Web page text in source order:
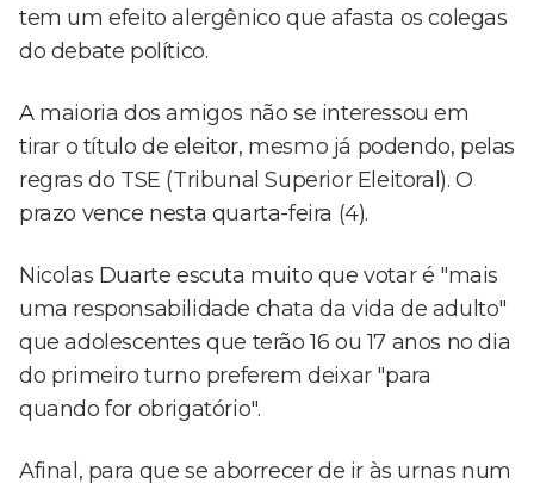
tem um efeito alergênico que afasta os colegas
do debate político.
A maioria dos amigos não se interessou em
tirar o título de eleitor, mesmo já podendo, pelas
regras do TSE (Tribunal Superior Eleitoral). O
prazo vence nesta quarta-feira (4).
Nicolas Duarte escuta muito que votar é "mais
uma responsabilidade chata da vida de adulto"
que adolescentes que terão 16 ou 17 anos no dia
do primeiro turno preferem deixar "para
quando for obrigatório".
Afinal, para que se aborrecer de ir às urnas num